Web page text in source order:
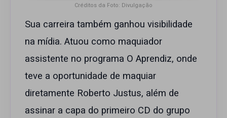
Créditos da Foto: Divulgação
Sua carreira também ganhou visibilidade
na mídia. Atuou como maquiador
assistente no programa O Aprendiz, onde
teve a oportunidade de maquiar
diretamente Roberto Justus, além de
assinar a capa do primeiro CD do grupo